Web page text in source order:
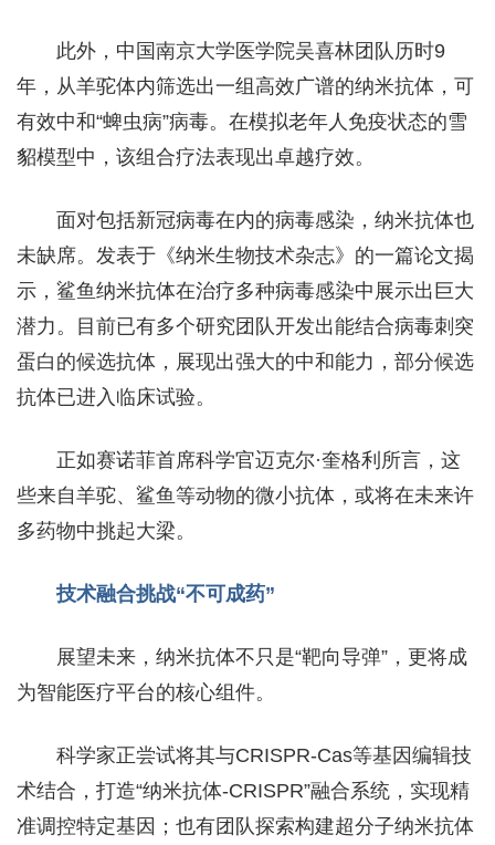
此外，中国南京大学医学院吴喜林团队历时9
年，从羊驼体内筛选出一组高效广谱的纳米抗体，可
有效中和“蜱虫病”病毒。在模拟老年人免疫状态的雪
貂模型中，该组合疗法表现出卓越疗效。
面对包括新冠病毒在内的病毒感染，纳米抗体也
未缺席。发表于《纳米生物技术杂志》的一篇论文揭
示，鲨鱼纳米抗体在治疗多种病毒感染中展示出巨大
潜力。目前已有多个研究团队开发出能结合病毒刺突
蛋白的候选抗体，展现出强大的中和能力，部分候选
抗体已进入临床试验。
正如赛诺菲首席科学官迈克尔·奎格利所言，这
些来自羊驼、鲨鱼等动物的微小抗体，或将在未来许
多药物中挑起大梁。
技术融合挑战“不可成药”
展望未来，纳米抗体不只是“靶向导弹”，更将成
为智能医疗平台的核心组件。
科学家正尝试将其与CRISPR-Cas等基因编辑技
术结合，打造“纳米抗体-CRISPR”融合系统，实现精
准调控特定基因；也有团队探索构建超分子纳米抗体